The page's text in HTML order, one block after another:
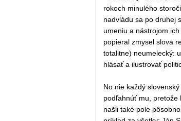
rokoch minulého
nadvládu sa po druhej
umeniu a nástrojom
popieral zmysel slova
totalitne) neumelecký:
hlásať a ilustrovať
No nie každý
podľahnúť mu, pretože
našli také pole